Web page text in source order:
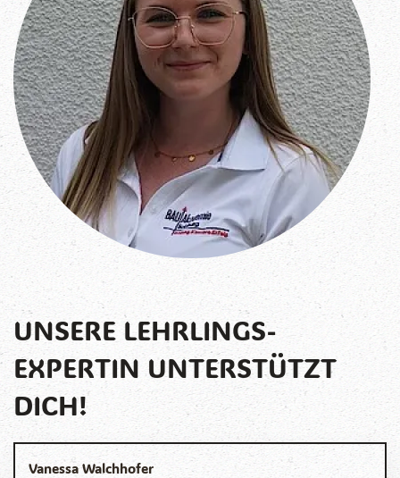
UNSERE LEHRLINGS-
EXPERTIN UNTERSTÜTZT
DICH!
Vanessa Walchhofer